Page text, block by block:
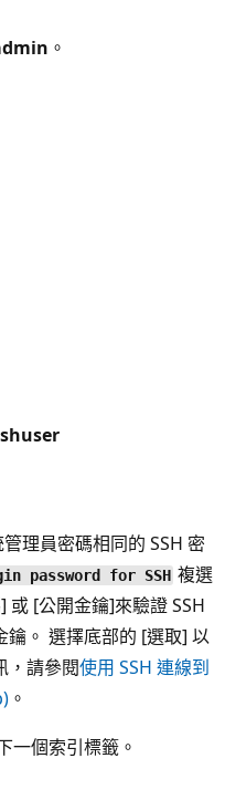
。
理員密碼相同的 SSH 密
password for SSH 複選
或 [公開金鑰]來驗證 SSH
鑰。 選擇底部的 [選取] 以
，請參閱使用 SSH 連線到
。
一個索引標籤。